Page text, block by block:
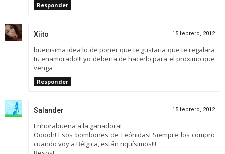
Responder
Xiito 15 febrero, 2012
buenisima idea lo de poner que te gustaria que te regalara
tu enamorado!!! yo deberia de hacerlo para el proximo que
venga
Responder
Salander 15 febrero, 2012
Enhorabuena a la ganadora!
Ooooh! Esos bombones de Leónidas! Siempre los compro
cuando voy a Bélgica, están riquísimos!!!